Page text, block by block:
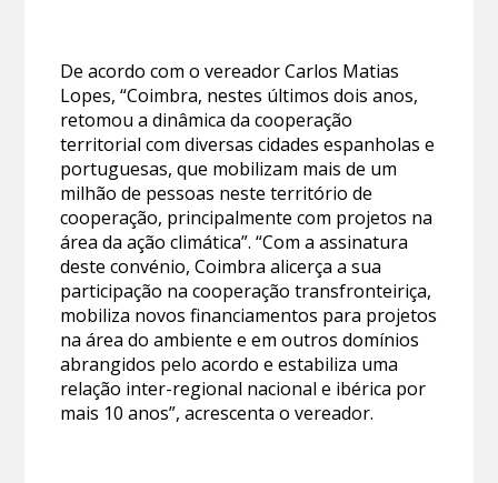
De acordo com o vereador Carlos Matias
Lopes, “Coimbra, nestes últimos dois anos,
retomou a dinâmica da cooperação
territorial com diversas cidades espanholas e
portuguesas, que mobilizam mais de um
milhão de pessoas neste território de
cooperação, principalmente com projetos na
área da ação climática”. “Com a assinatura
deste convénio, Coimbra alicerça a sua
participação na cooperação transfronteiriça,
mobiliza novos financiamentos para projetos
na área do ambiente e em outros domínios
abrangidos pelo acordo e estabiliza uma
relação inter-regional nacional e ibérica por
mais 10 anos”, acrescenta o vereador.